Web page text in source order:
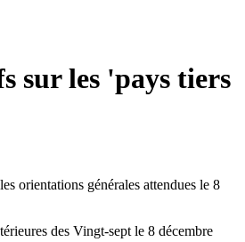
sur les 'pays tiers
orientations générales attendues le 8
des Vingt-sept le 8 décembre